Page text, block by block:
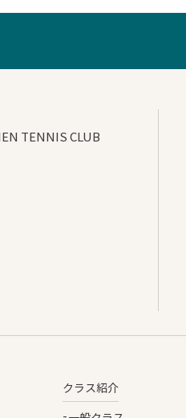
クラス紹介